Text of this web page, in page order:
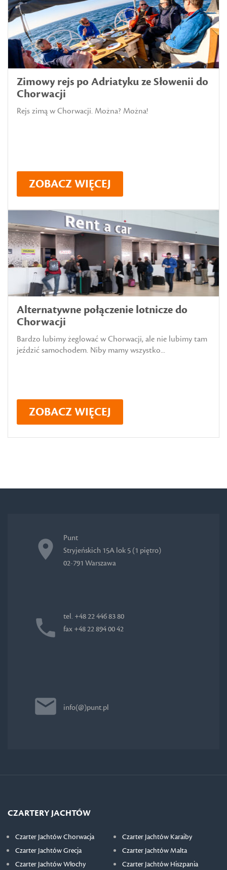
Zimowy rejs po Adriatyku ze Słowenii do
Chorwacji
Rejs zimą w Chorwacji. Można? Można!
ZOBACZ WIĘCEJ
Alternatywne połączenie lotnicze do
Chorwacji
Bardzo lubimy żeglować w Chorwacji, ale nie lubimy tam
jeździć samochodem. Niby mamy wszystko...
ZOBACZ WIĘCEJ
Punt
Stryjeńskich 15A lok 5 (1 piętro)
02-791 Warszawa
tel. +48 22 446 83 80
fax +48 22 894 00 42
info(@)punt.pl
CZARTERY JACHTÓW
Czarter Jachtów Chorwacja
Czarter Jachtów Grecja
Czarter Jachtów Włochy
Czarter Jachtów Karaiby
Czarter Jachtów Malta
Czarter Jachtów Hiszpania